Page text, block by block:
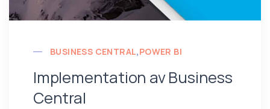
BUSINESS CENTRAL,POWER BI
Implementation av Business
Central